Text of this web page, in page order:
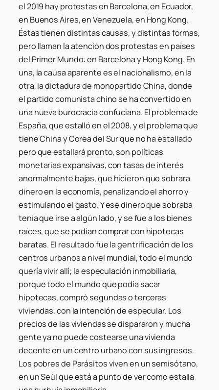
el 2019 hay protestas en Barcelona, en Ecuador,
en Buenos Aires, en Venezuela, en Hong Kong.
Éstas tienen distintas causas, y distintas formas,
pero llaman la atención dos protestas en países
del Primer Mundo: en Barcelona y Hong Kong. En
una, la causa aparente es el nacionalismo, en la
otra, la dictadura de monopartido China, donde
el partido comunista chino se ha convertido en
una nueva burocracia confuciana. El problema de
España, que estalló en el 2008, y el problema que
tiene China y Corea del Sur que no ha estallado
pero que estallará pronto, son políticas
monetarias expansivas, con tasas de interés
anormalmente bajas, que hicieron que sobrara
dinero en la economía, penalizando el ahorro y
estimulando el gasto. Y ese dinero que sobraba
tenía que irse a algún lado, y se fue a los bienes
raíces, que se podían comprar con hipotecas
baratas. El resultado fue la gentrificación de los
centros urbanos a nivel mundial, todo el mundo
quería vivir allí; la especulación inmobiliaria,
porque todo el mundo que podía sacar
hipotecas, compró segundas o terceras
viviendas, con la intención de especular. Los
precios de las viviendas se dispararon y mucha
gente ya no puede costearse una vivienda
decente en un centro urbano con sus ingresos.
Los pobres de Parásitos viven en un semisótano,
en un Seúl que está a punto de ver como estalla